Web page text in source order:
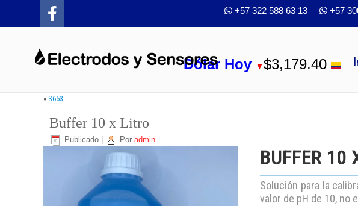
+57 322 588 63 13 +57
Dólar Hoy ▼ $3,179.40
«S653
Buffer 10 x Litro
Publicado Por admin
BUFFER 10
Solución para la
valor de pH de 10, no